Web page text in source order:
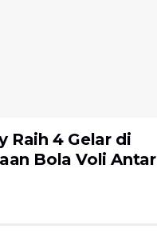
Raih 4 Gelar di
Bola Voli Antar